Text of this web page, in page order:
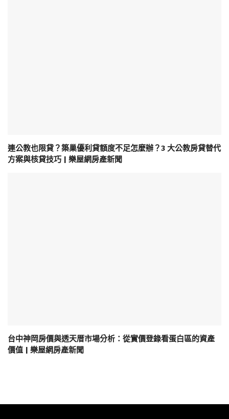
連公教也限貸？築巢優利貸額度不足怎麼辦？3 大公教房貸替代
方案與核貸技巧 | 樂屋網房產新聞
台中神岡房價與透天厝市場分析：從實價登錄看蛋白區的資產
價值 | 樂屋網房產新聞